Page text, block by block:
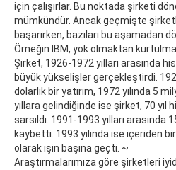
için çalışırlar. Bu noktada şirketi
mümkündür. Ancak geçmişte
başarırken, bazıları bu aşamadan
Örneğin IBM, yok olmaktan
Şirket, 1926-1972 yılları arasında
büyük yükselişler gerçekleştirdi.
dolarlık bir yatırım, 1972 yılında 5
yıllara gelindiğinde ise şirket, 70 yıl
sarsıldı. 1991-1993 yılları
kaybetti. 1993 yılında ise içeriden
olarak işin başına geçti. ~
Araştırmalarımıza göre şirketleri